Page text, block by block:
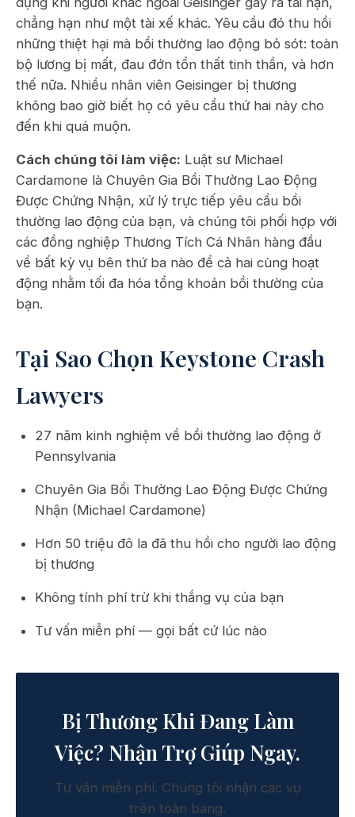
chẳng hạn như một tài xế khác. Yêu cầu đó thu hồi
những thiệt hại mà bồi thường lao động bỏ sót: toàn
bộ lương bị mất, đau đớn tổn thất tinh thần, và hơn
thế nữa. Nhiều nhân viên Geisinger bị thương
không bao giờ biết họ có yêu cầu thứ hai này cho
đến khi quá muộn.
Cách chúng tôi làm việc: Luật sư Michael
Cardamone là Chuyên Gia Bồi Thường Lao Động
Được Chứng Nhận, xử lý trực tiếp yêu cầu bồi
thường lao động của bạn, và chúng tôi phối hợp với
các đồng nghiệp Thương Tích Cá Nhân hàng đầu
về bất kỳ vụ bên thứ ba nào để cả hai cùng hoạt
động nhằm tối đa hóa tổng khoản bồi thường của
bạn.
Tại Sao Chọn Keystone Crash
Lawyers
27 năm kinh nghiệm về bồi thường lao động ở
Pennsylvania
Chuyên Gia Bồi Thường Lao Động Được Chứng
Nhận (Michael Cardamone)
Hơn 50 triệu đô la đã thu hồi cho người lao động
bị thương
Không tính phí trừ khi thắng vụ của bạn
Tư vấn miễn phí — gọi bất cứ lúc nào
Bị Thương Khi Đang Làm
Việc? Nhận Trợ Giúp Ngay.
Tư vấn miễn phí. Chúng tôi nhận các vụ
trên toàn bang.